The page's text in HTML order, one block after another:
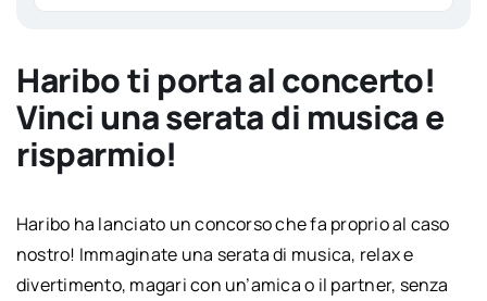
Haribo ti porta al concerto!
Vinci una serata di musica e
risparmio!
Haribo ha lanciato un concorso che fa proprio al caso
nostro! Immaginate una serata di musica, relax e
divertimento, magari con un’amica o il partner, senza